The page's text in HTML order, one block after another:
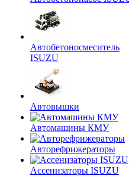
Автобетоносмеситель
ISUZU
Автовышки
Автомашины КМУ
Авторефрижераторы
Ассенизаторы ISUZU